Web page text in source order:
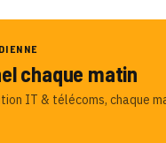
chaque matin
IT & télécoms, chaque